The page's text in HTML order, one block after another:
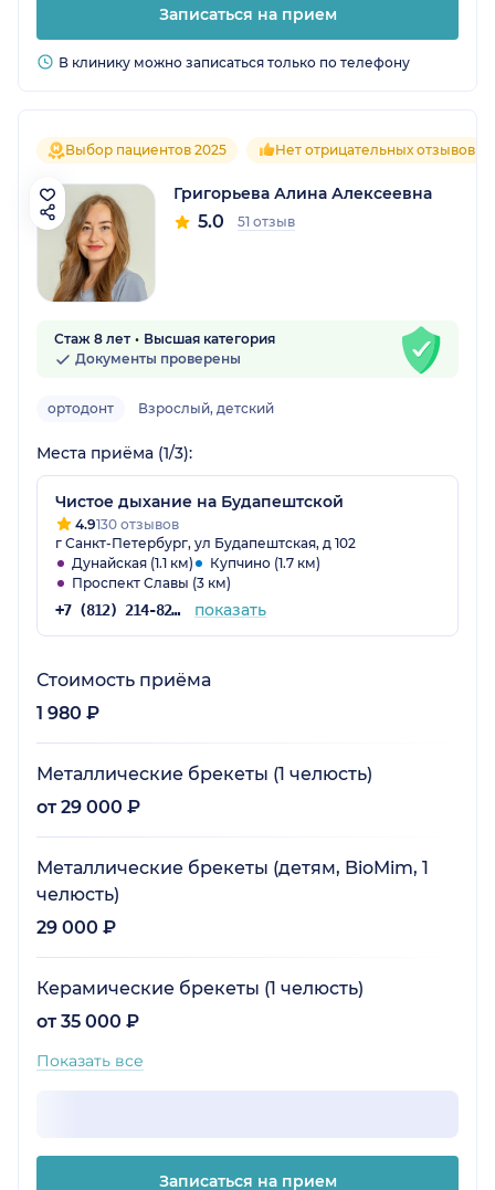
Записаться на прием
В клинику можно записаться только по телефону
Выбор пациентов 2025 Нет отрицательных отзывов
Григорьева Алина Алексеевна
5.0 51 отзыв
Стаж 8 лет
Высшая категория
Документы проверены
ортодонт Взрослый, детский
Места приёма (1/3):
Чистое дыхание на Будапештской
4.9130 отзывов
г Санкт-Петербург, ул Будапештская, д 102
Дунайская (1.1 км)
Купчино (1.7 км)
Проспект Славы (3 км)
+7 (812) 214-82-78 показать
Стоимость приёма
1 980 ₽
Металлические брекеты (1 челюсть)
от 29 000 ₽
Металлические брекеты (детям, BioMim, 1
челюсть)
29 000 ₽
Керамические брекеты (1 челюсть)
от 35 000 ₽
Показать все
Записаться на прием